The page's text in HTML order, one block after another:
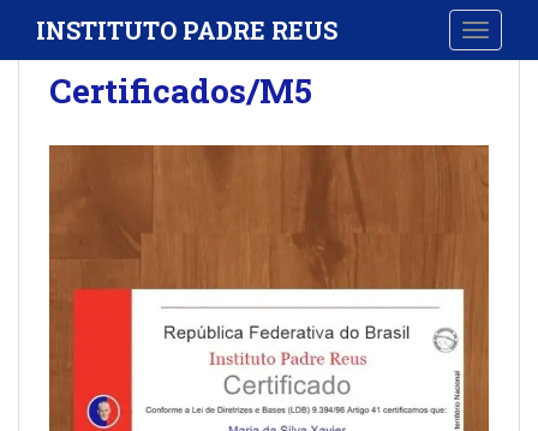
i
INSTITUTO PADRE REUS
Certificados/M5